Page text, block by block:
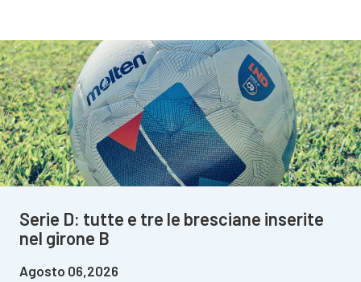
Serie D: tutte e tre le bresciane inserite
nel girone B
Agosto 06,2026